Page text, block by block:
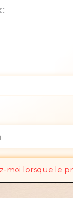
moi lorsque le